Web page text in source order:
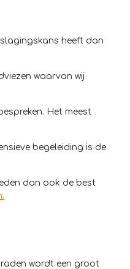
heeft dan
waarvan wij
Het meest
begeleiding is de
dan ook de best
wordt een groot